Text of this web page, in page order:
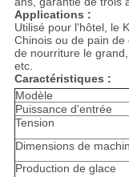
Applications :
Utilisé pour l'hôtel, le
Chinois ou de pain
de nourriture le
etc.
Caractéristiques :
Modèle
Puissance d'entrée
Tension
Dimensions de
Production de glace